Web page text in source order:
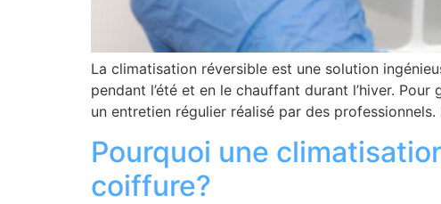
La climatisation réversible est une solution
pendant l’été et en le chauffant durant l’hiver.
un entretien régulier réalisé par des
Pourquoi une
coiffure?